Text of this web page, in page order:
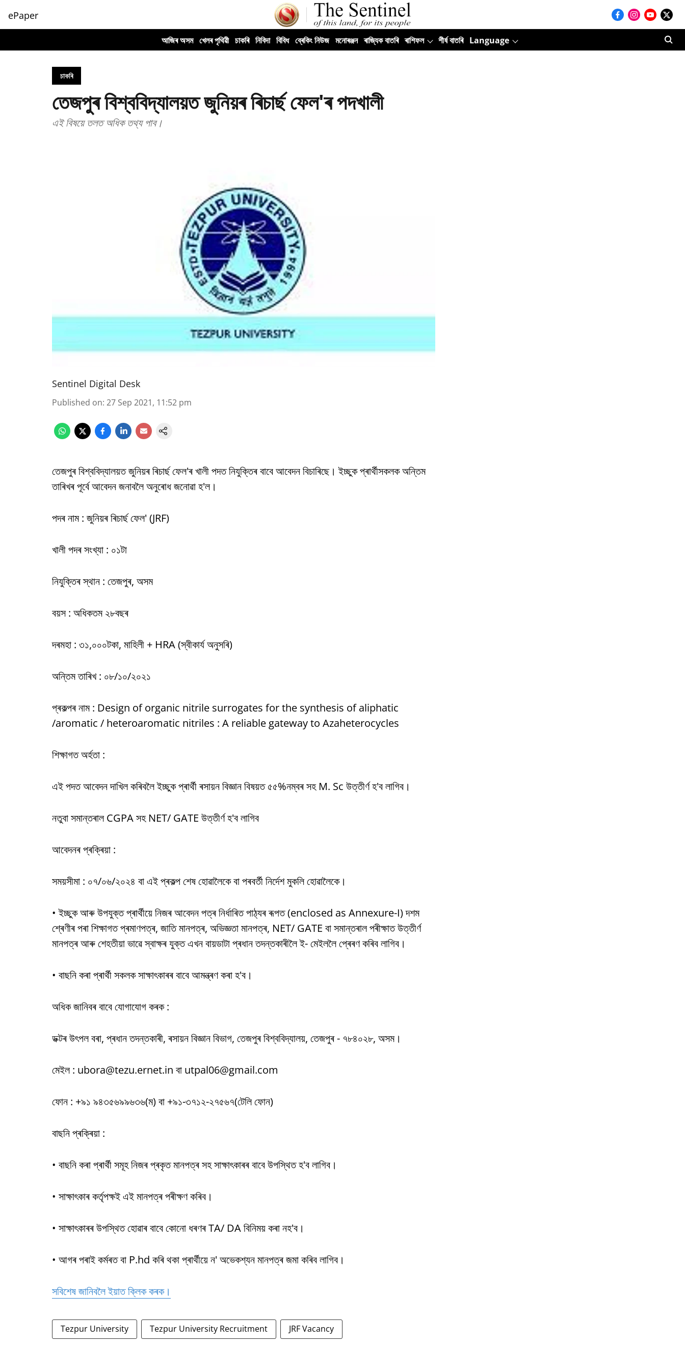
ePaper
আজিৰ অসম খেলৰ পৃথিৱী চাকৰি নিবিদা বিবিধ ব্ৰেকিং নিউজ মনোৰঞ্জন ৰাজ্যিক বাতৰি ৰাশিফল শীৰ্ষ বাতৰি Language
চাকৰি
তেজপুৰ বিশ্ববিদ্যালয়ত জুনিয়ৰ ৰিচাৰ্ছ ফেল'ৰ পদখালী
এই বিষয়ে তলত অধিক তথ্য পাব।
Sentinel Digital Desk
Published on: 27 Sep 2021, 11:52 pm
তেজপুৰ বিশ্ববিদ্যালয়ত জুনিয়ৰ ৰিচাৰ্ছ ফেল'ৰ খালী পদত নিযুক্তিৰ বাবে আবেদন বিচাৰিছে। ইচ্ছুক প্ৰাৰ্থীসকলক অন্তিম
তাৰিখৰ পূৰ্বে আবেদন জনাবলৈ অনুৰোধ জনোৱা হ'ল।
পদৰ নাম : জুনিয়ৰ ৰিচাৰ্ছ ফেল' (JRF)
খালী পদৰ সংখ্যা : ০১টা
নিযুক্তিৰ স্থান : তেজপুৰ, অসম
বয়স : অধিকতম ২৮বছৰ
দৰমহা : ৩১,০০০টকা, মাহিলী + HRA (স্বীকাৰ্য অনুসৰি)
অন্তিম তাৰিখ : ০৮/১০/২০২১
প্ৰকল্পৰ নাম : Design of organic nitrile surrogates for the synthesis of aliphatic
/aromatic / heteroaromatic nitriles : A reliable gateway to Azaheterocycles
শিক্ষাগত অৰ্হতা :
এই পদত আবেদন দাখিল কৰিবলৈ ইচ্ছুক প্ৰাৰ্থী ৰসায়ন বিজ্ঞান বিষয়ত ৫৫%নম্বৰ সহ M. Sc উত্তীৰ্ণ হ'ব লাগিব।
নতুবা সমান্তৰাল CGPA সহ NET/ GATE উত্তীৰ্ণ হ'ব লাগিব
আবেদনৰ প্ৰক্ৰিয়া :
সময়সীমা : ০৭/০৬/২০২৪ বা এই প্ৰকল্প শেষ হোৱালৈকে বা পৰবৰ্তী নিৰ্দেশ মুকলি হোৱালৈকে।
• ইচ্ছুক আৰু উপযুক্ত প্ৰাৰ্থীয়ে নিজৰ আবেদন পত্ৰ নিৰ্ধাৰিত পাঠ্যৰ ৰূপত (enclosed as Annexure-I) দশম
শ্ৰেণীৰ পৰা শিক্ষাগত প্ৰমাণপত্ৰ, জাতি মানপত্ৰ, অভিজ্ঞতা মানপত্ৰ, NET/ GATE বা সমান্তৰাল পৰীক্ষাত উত্তীৰ্ণ
মানপত্ৰ আৰু শেহতীয়া ভাৱে স্বাক্ষৰ যুক্ত এখন বায়ডাটা প্ৰধান তদন্তকাৰীলৈ ই- মেইললৈ প্ৰেৰণ কৰিব লাগিব।
• বাছনি কৰা প্ৰাৰ্থী সকলক সাক্ষাৎকাৰৰ বাবে আমন্ত্ৰণ কৰা হ'ব।
অধিক জানিবৰ বাবে যোগাযোগ কৰক :
ডক্টৰ উৎপল বৰা, প্ৰধান তদন্তকাৰী, ৰসায়ন বিজ্ঞান বিভাগ, তেজপুৰ বিশ্ববিদ্যালয়, তেজপুৰ - ৭৮৪০২৮, অসম।
মেইল : ubora@tezu.ernet.in বা utpal06@gmail.com
ফোন : +৯১ ৯৪৩৫৬৯৯৬৩৬(ম) বা +৯১-৩৭১২-২৭৫৬৭(টেলি ফোন)
বাছনি প্ৰক্ৰিয়া :
• বাছনি কৰা প্ৰাৰ্থী সমূহ নিজৰ প্ৰকৃত মানপত্ৰ সহ সাক্ষাৎকাৰৰ বাবে উপস্থিত হ'ব লাগিব।
• সাক্ষাৎকাৰ কৰ্তৃপক্ষই এই মানপত্ৰ পৰীক্ষণ কৰিব।
• সাক্ষাৎকাৰৰ উপস্থিত হোৱাৰ বাবে কোনো ধৰণৰ TA/ DA বিনিময় কৰা নহ'ব।
• আগৰ পৰাই কৰ্মৰত বা P.hd কৰি থকা প্ৰাৰ্থীয়ে ন' অভেকশ্যন মানপত্ৰ জমা কৰিব লাগিব।
সবিশেষ জানিবলৈ ইয়াত ক্লিক কৰক।
Tezpur University Tezpur University Recruitment JRF Vacancy